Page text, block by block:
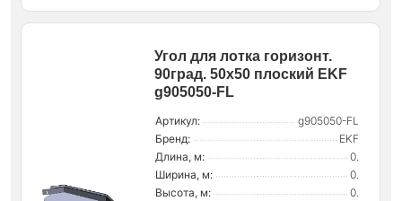
Угол для лотка горизонт.
90град. 50х50 плоский EKF
g905050-FL
Артикул:
g905050-FL
Бренд:
EKF
Длина, м:
0.
Ширина, м:
0.
Высота, м:
0.